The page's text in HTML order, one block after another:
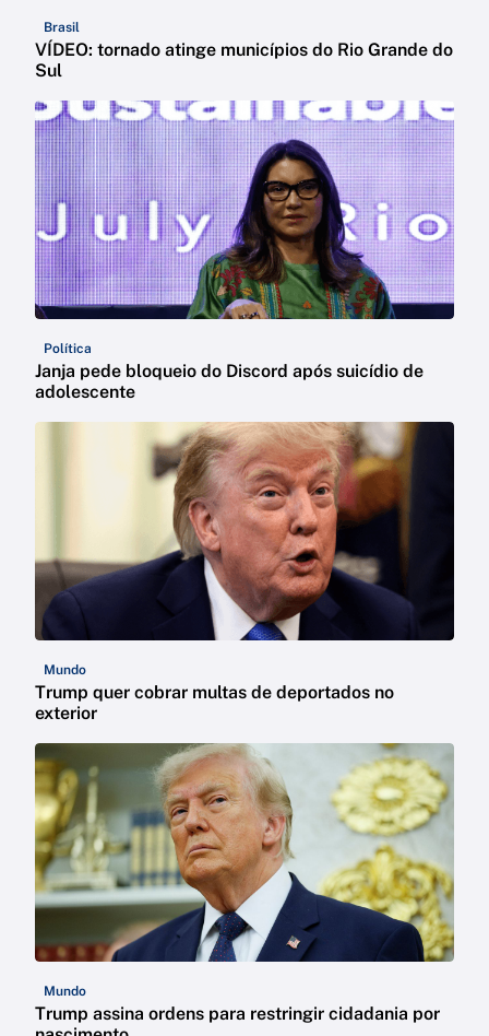
Brasil
VÍDEO: tornado atinge municípios do Rio Grande do
Sul
Política
Janja pede bloqueio do Discord após suicídio de
adolescente
Mundo
Trump quer cobrar multas de deportados no
exterior
Mundo
Trump assina ordens para restringir cidadania por